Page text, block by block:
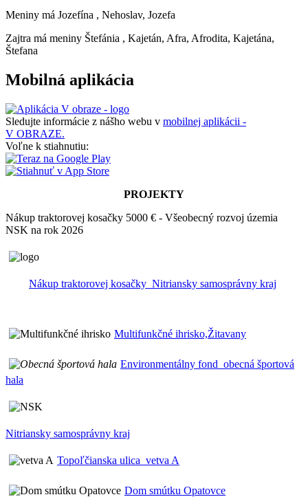
Meniny má Jozefína , Nehoslav, Jozefa
Zajtra má meniny Štefánia , Kajetán, Afra, Afrodita, Kajetána,
Štefana
Mobilná aplikácia
Sledujte informácie z nášho webu v mobilnej aplikácii -
V OBRAZE.
Voľne k stiahnutiu:
PROJEKTY
Nákup traktorovej kosačky 5000 € - Všeobecný rozvoj územia
NSK na rok 2026
Nákup traktorovej kosačky_Nitriansky samosprávny kraj
Multifunkčné ihrisko,Žitavany
Environmentálny fond_obecná športová
hala
Nitriansky samosprávny kraj
Topoľčianska ulica_vetva A
Dom smútku Opatovce